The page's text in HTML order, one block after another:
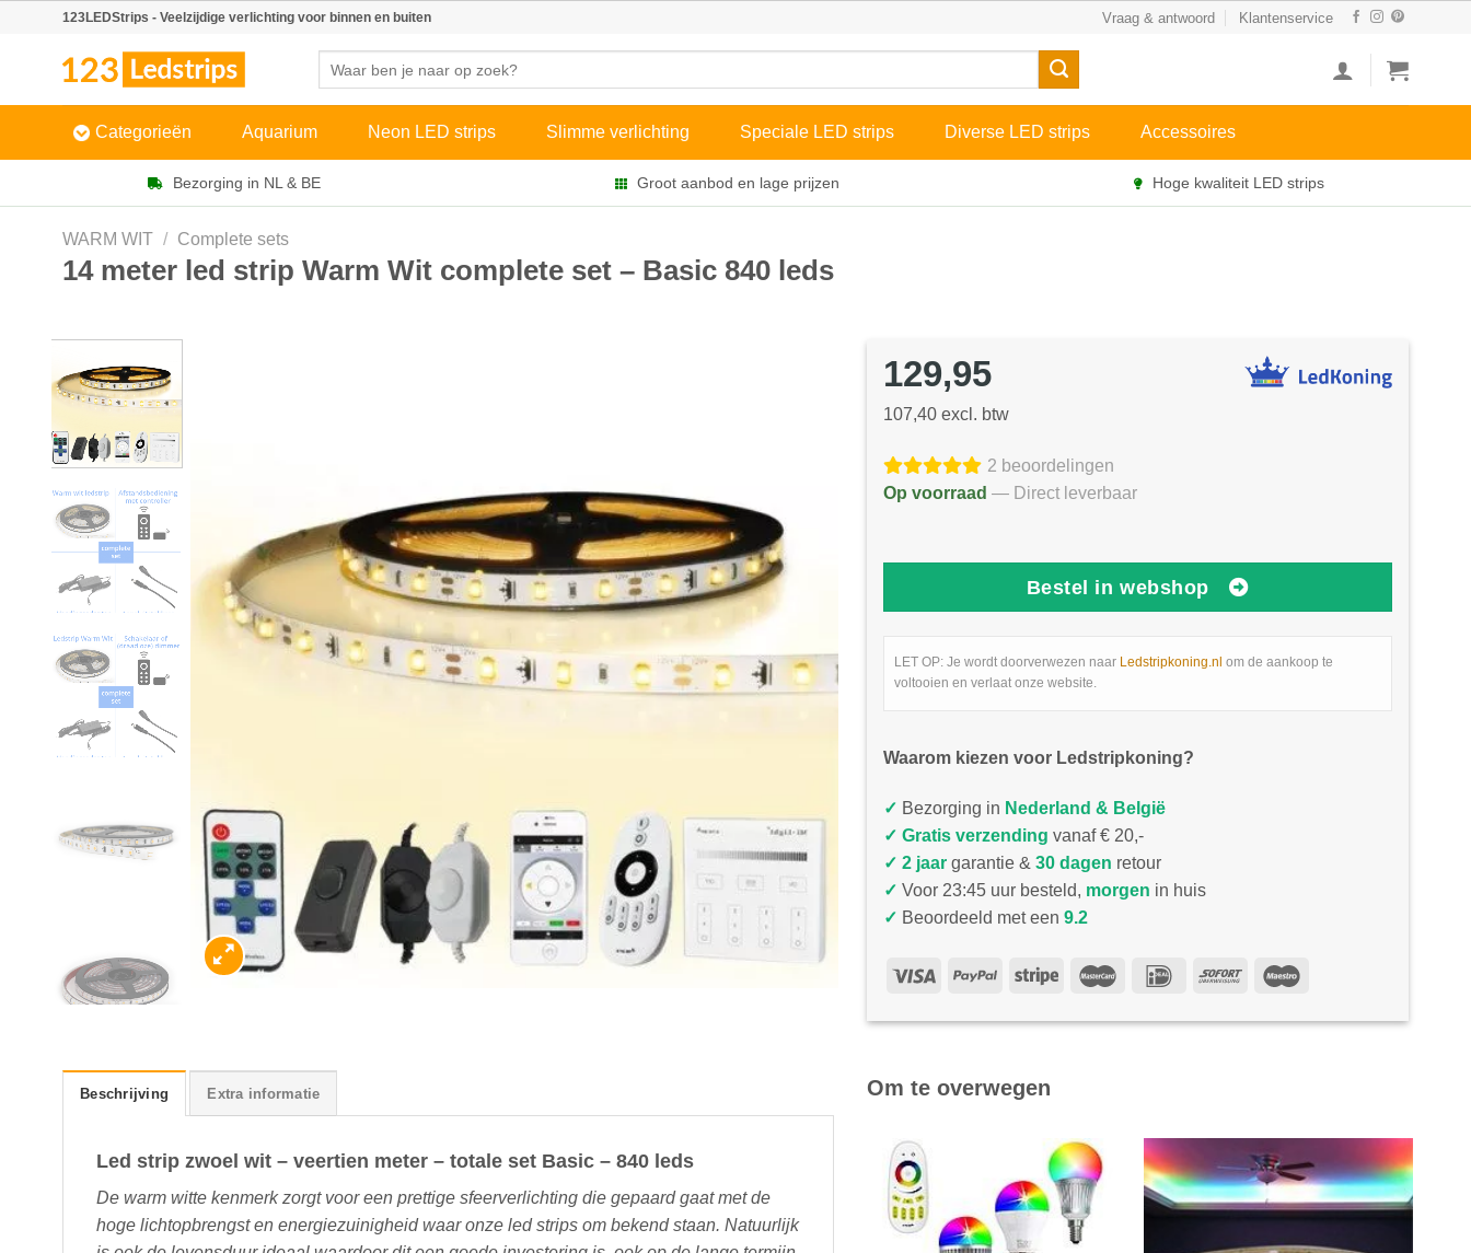
123LEDStrips - Veelzijdige verlichting voor binnen en buiten Vraag & antwoord Klantenservice
Categorieën Aquarium Neon LED strips Slimme verlichting Speciale LED strips Diverse LED strips Accessoires
Bezorging in NL & BE Groot aanbod en lage prijzen Hoge kwaliteit LED strips
WARM WIT / Complete sets
14 meter led strip Warm Wit complete set – Basic 840 leds
129,95
107,40 excl. btw
2 beoordelingen
Op voorraad — Direct leverbaar
Bestel in webshop
LET OP: Je wordt doorverwezen naar Ledstripkoning.nl om de aankoop te
voltooien en verlaat onze website.
Waarom kiezen voor Ledstripkoning?
✓ Bezorging in Nederland & België
✓ Gratis verzending vanaf € 20,-
✓ 2 jaar garantie & 30 dagen retour
✓ Voor 23:45 uur besteld, morgen in huis
✓ Beoordeeld met een 9.2
Beschrijving Extra informatie
Led strip zwoel wit – veertien meter – totale set Basic – 840 leds
De warm witte kenmerk zorgt voor een prettige sfeerverlichting die gepaard gaat met de
hoge lichtopbrengst en energiezuinigheid waar onze led strips om bekend staan. Natuurlijk
Om te overwegen